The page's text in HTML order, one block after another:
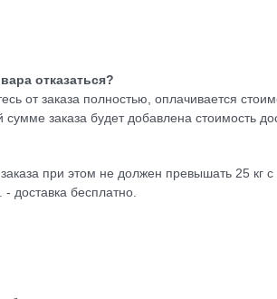
отказаться?
от заказа полностью, оплачивается
заказа будет добавлена стоимость
при этом не должен превышать 25 кг с
доставка бесплатно.